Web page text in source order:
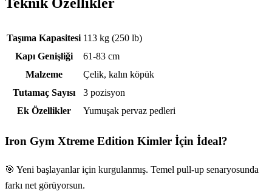
Teknik Özellikler
Teknik özellikler
Taşıma Kapasitesi 113 kg (250 lb)
Kapı Genişliği
61-83 cm
Malzeme
Çelik, kalın köpük
Tutamaç Sayısı
3 pozisyon
Ek Özellikler
Yumuşak pervaz pedleri
Iron Gym Xtreme Edition Kimler İçin İdeal?
🎯 Yeni başlayanlar için kurgulanmış. Temel pull-up senaryosunda
farkı net görüyorsun.